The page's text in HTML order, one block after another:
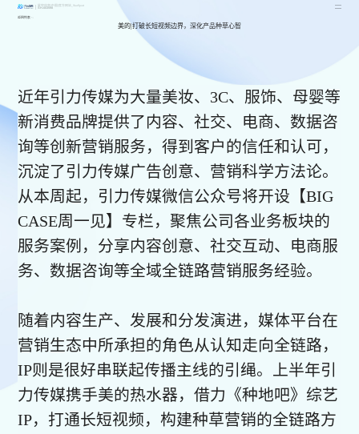
星空体育(中国)官方网站_StarSport
SH.603598
返回列表
美的|打破长短视频边界，深化产品种草心智
近年引力传媒为大量美妆、3C、服饰、母婴等
新消费品牌提供了内容、社交、电商、数据咨
询等创新营销服务，得到客户的信任和认可，
沉淀了引力传媒广告创意、营销科学方法论。
从本周起，引力传媒微信公众号将开设【BIG
CASE周一见】专栏，聚焦公司各业务板块的
服务案例，分享内容创意、社交互动、电商服
务、数据咨询等全域全链路营销服务经验。
随着内容生产、发展和分发演进，媒体平台在
营销生态中所承担的角色从认知走向全链路，
IP则是很好串联起传播主线的引绳。上半年引
力传媒携手美的热水器，借力《种地吧》综艺
IP，打通长短视频，构建种草营销的全链路方